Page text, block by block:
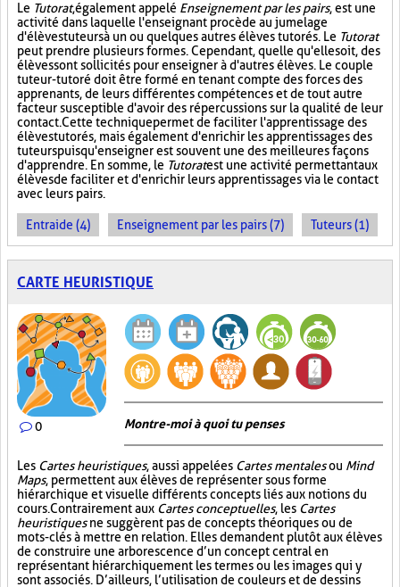
Le Tutorat, également appelé Enseignement par les pairs, est une
activité dans laquelle l'enseignant procède au jumelage
d'élèves tuteurs à un ou quelques autres élèves tutorés. Le Tutorat
peut prendre plusieurs formes. Cependant, quelle qu'elle soit, des
élèves sont sollicités pour enseigner à d'autres élèves. Le couple
tuteur-tutoré doit être formé en tenant compte des forces des
apprenants, de leurs différentes compétences et de tout autre
facteur susceptible d'avoir des répercussions sur la qualité de leur
contact. Cette technique permet de faciliter l'apprentissage des
élèves tutorés, mais également d'enrichir les apprentissages des
tuteurs puisqu'enseigner est souvent une des meilleures façons
d'apprendre. En somme, le Tutoratest une activité permettant aux
élèves de faciliter et d'enrichir leurs apprentissages via le contact
avec leurs pairs.
Entraide (4) Enseignement par les pairs (7) Tuteurs (1)
CARTE HEURISTIQUE
0 Montre-moi à quoi tu penses
Les Cartes heuristiques, aussi appelées Cartes mentalesou Mind
Maps, permettent aux élèves de représenter sous forme
hiérarchique et visuelle différents concepts liés aux notions du
cours. Contrairement aux Cartes conceptuelles, les Cartes
heuristiquesne suggèrent pas de concepts théoriques ou de
mots-clés à mettre en relation. Elles demandent plutôt aux élèves
de construire une arborescence d’un concept central en
représentant hiérarchiquement les termes ou les images qui y
sont associés. D’ailleurs, l’utilisation de couleurs et de dessins